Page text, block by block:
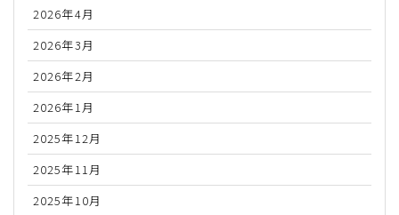
2026年4月
2026年3月
2026年2月
2026年1月
2025年12月
2025年11月
2025年10月